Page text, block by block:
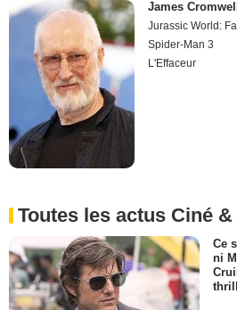
James Cromwell
Jurassic World:
Spider-Man 3
L'Effaceur
Toutes les actus Ciné
Ce
ni